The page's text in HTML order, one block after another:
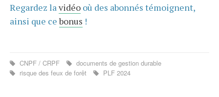
Regardez lavidéo où des abonnés témoignent,
ainsi que cebonus !
CNPF / CRPF
documents de gestion durable
risque des feux de forêt
PLF 2024